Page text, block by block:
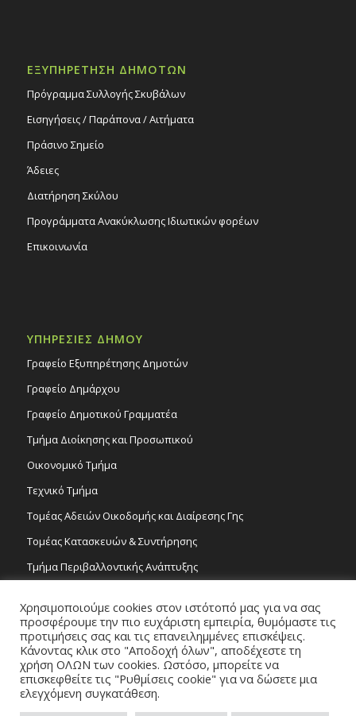
ΕΞΥΠΗΡΕΤΗΣΗ ΔΗΜΟΤΩΝ
Πρόγραμμα Συλλογής Σκυβάλων
Εισηγήσεις / Παράπονα / Αιτήματα
Πράσινο Σημείο
Άδειες
Διατήρηση Σκύλου
Προγράμματα Ανακύκλωσης Ιδιωτικών φορέων
Επικοινωνία
ΥΠΗΡΕΣΙΕΣ ΔΗΜΟΥ
Γραφείο Εξυπηρέτησης Δημοτών
Γραφείο Δημάρχου
Γραφείο Δημοτικού Γραμματέα
Τμήμα Διοίκησης και Προσωπικού
Οικονομικό Τμήμα
Τεχνικό Τμήμα
Τομέας Αδειών Οικοδομής και Διαίρεσης Γης
Τομέας Κατασκευών & Συντήρησης
Τμήμα Περιβαλλοντικής Ανάπτυξης
Τομέας Γραμμάτων και Τεχνών
Τροχονομία
Χρησιμοποιούμε cookies στον ιστότοπό μας για να σας
προσφέρουμε την πιο ευχάριστη εμπειρία, θυμόμαστε τις
προτιμήσεις σας και τις επανειλημμένες επισκέψεις.
Κάνοντας κλικ στο "Αποδοχή όλων", αποδέχεστε τη
χρήση ΟΛΩΝ των cookies. Ωστόσο, μπορείτε να
επισκεφθείτε τις "Ρυθμίσεις cookie" για να δώσετε μια
ελεγχόμενη συγκατάθεση.